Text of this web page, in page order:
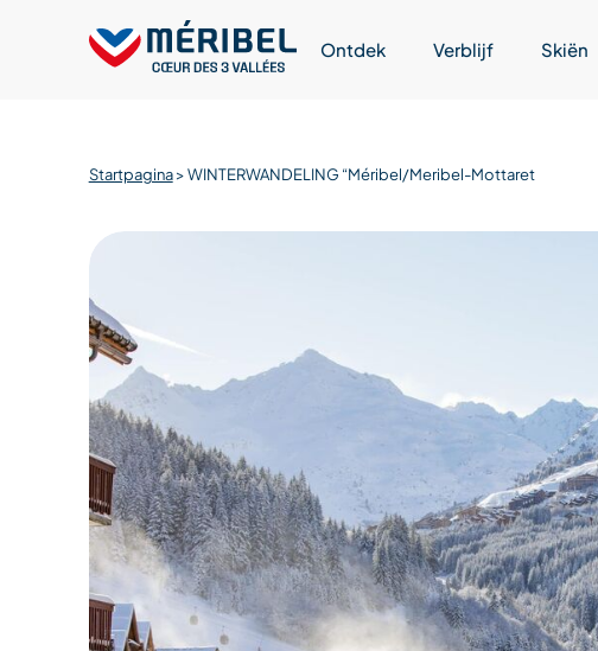
Ontdek Verblijf Skiën
Startpagina>WINTERWANDELING “Méribel/Meribel-Mottaret